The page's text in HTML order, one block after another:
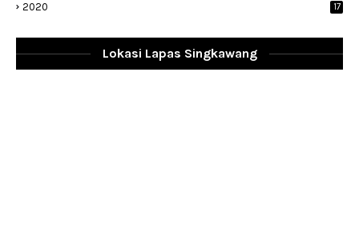
2020 17
Lokasi Lapas Singkawang